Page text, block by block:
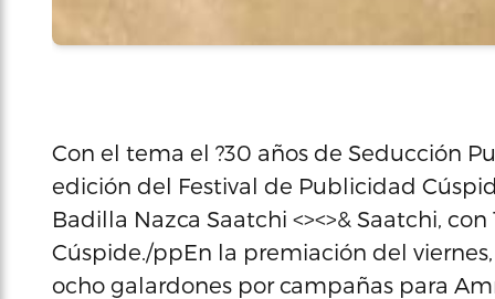
Con el tema el ?30 años de Seducción
edición del Festival de Publicidad
Badilla Nazca Saatchi <><>& Saatchi,
Cúspide./ppEn la premiación del
ocho galardones por campañas para